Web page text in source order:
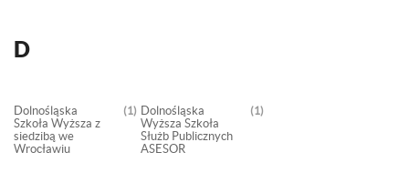
D
Dolnośląska
Szkoła Wyższa z
siedzibą we
Wrocławiu
1
Dolnośląska
Wyższa Szkoła
Służb Publicznych
ASESOR
1